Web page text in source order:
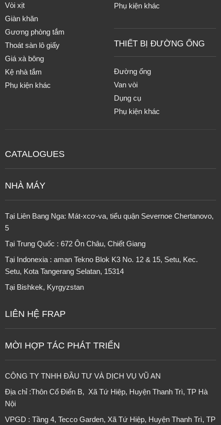
Vòi xịt
Giàn khăn
Gương phòng tắm
Thoát sàn lô giấy
Giá xà bông
Kệ nhà tắm
Phụ kiện khác
Phụ kiện khác
THIẾT BỊ ĐƯỜNG ỐNG
Đường ống
Van vòi
Dụng cụ
Phụ kiện khác
CATALOGUES
NHÀ MÁY
Tại Liên Bang Nga: Mát-xcơ-va, tiểu quận Severnoe Chertanovo,
5
Tại Trung Quốc : 672 Ôn Châu, Chiết Giang
Tại Indonexia : aman Tekno Blok K3 No. 12 & 15, Setu, Kec.
Setu, Kota Tangerang Selatan, 15314
Tại Bishkek, Kyrgyzstan
LIÊN HỆ FRAP
MỜI HỢP TÁC PHÁT TRIỂN
CÔNG TY TNHH ĐẦU TƯ VÀ DỊCH VỤ VŨ AN
Địa chỉ :Thôn Cổ Điển B, Xã Tứ Hiệp, Huyện Thanh Trì, TP Hà
Nội
VPGD : Tầng 4, Tecco Garden, Xã Tứ Hiệp, Huyện Thanh Trì, TP